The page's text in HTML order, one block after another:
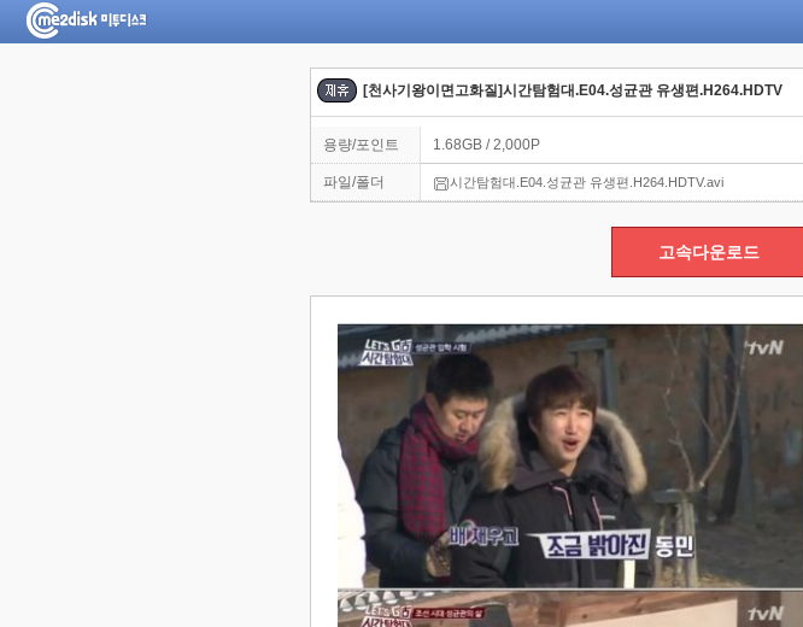
[천사기왕이면고화질]시간탐험대.E04.성균관 유생편.H264.HDTV
용량/포인트 1.68GB / 2,000P
파일/폴더 시간탐험대.E04.성균관 유생편.H264.HDTV.avi
고속다운로드